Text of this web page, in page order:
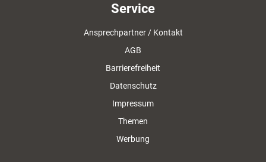
Service
Ansprechpartner / Kontakt
AGB
Barrierefreiheit
Datenschutz
Impressum
Themen
Werbung